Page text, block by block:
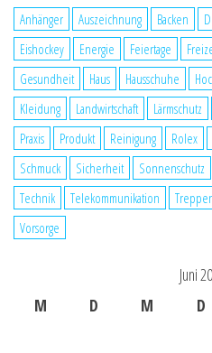
Anhänger Auszeichnung Backen
Eishockey
Energie Feiertage
Gesundheit
Haus Hausschuhe
Kleidung
Landwirtschaft Lärmschutz
Praxis
Produkt Reinigung Rolex
Schmuck
Sicherheit Sonnenschutz
Technik
Telekommunikation
Vorsorge
Juni
M
D M D